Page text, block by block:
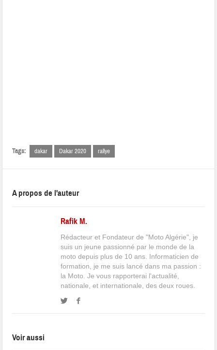
Tags: dakar Dakar 2020 rallye
A propos de l'auteur
Rafik M.
Rédacteur et Fondateur de "Moto Algérie", je
suis un jeune passionné par le monde de la
moto depuis plus de 10 ans. Informaticien de
formation, je me suis lancé dans ma passion :
la Moto. Je vous rapporterai l'actualité,
nationale, et internationale, des deux roues.
Voir aussi